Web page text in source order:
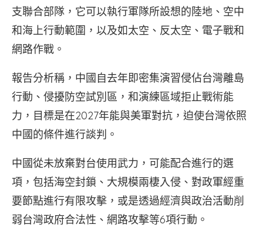
支聯合部隊，它可以執行軍隊所設想的陸地、空中
和海上行動範圍，以及如太空、反太空、電子戰和
網路作戰。
報告分析稱，中國自去年即密集演習侵佔台灣離島
行動、侵擾防空試別區，和演練區域拒止戰術能
力，目標是在2027年能與美軍對抗，迫使台灣依照
中國的條件進行談判。
中國從未放棄對台使用武力，可能配合進行的選
項，包括海空封鎖、大規模兩棲入侵、對政軍經重
要節點進行有限攻擊，或是透過經濟與政治活動削
弱台灣政府合法性、網路攻擊等6項行動。